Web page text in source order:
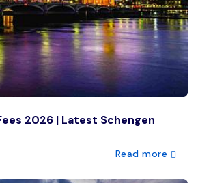
2026 | Latest Schengen
Read more